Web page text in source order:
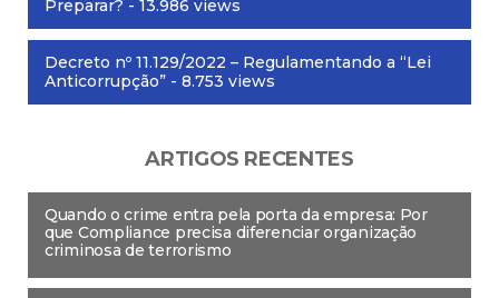
Preparar? - 13.986 views
Decreto nº 11.129/2022 – Regulamentando a “Lei
Anticorrupção” - 8.753 views
ARTIGOS RECENTES
Quando o crime entra pela porta da empresa: Por
que Compliance precisa diferenciar organização
criminosa de terrorismo